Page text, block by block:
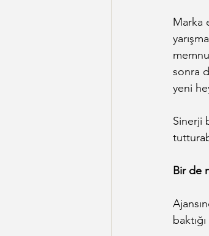
Marka
sonra
yeni
Sinerji
Bir de